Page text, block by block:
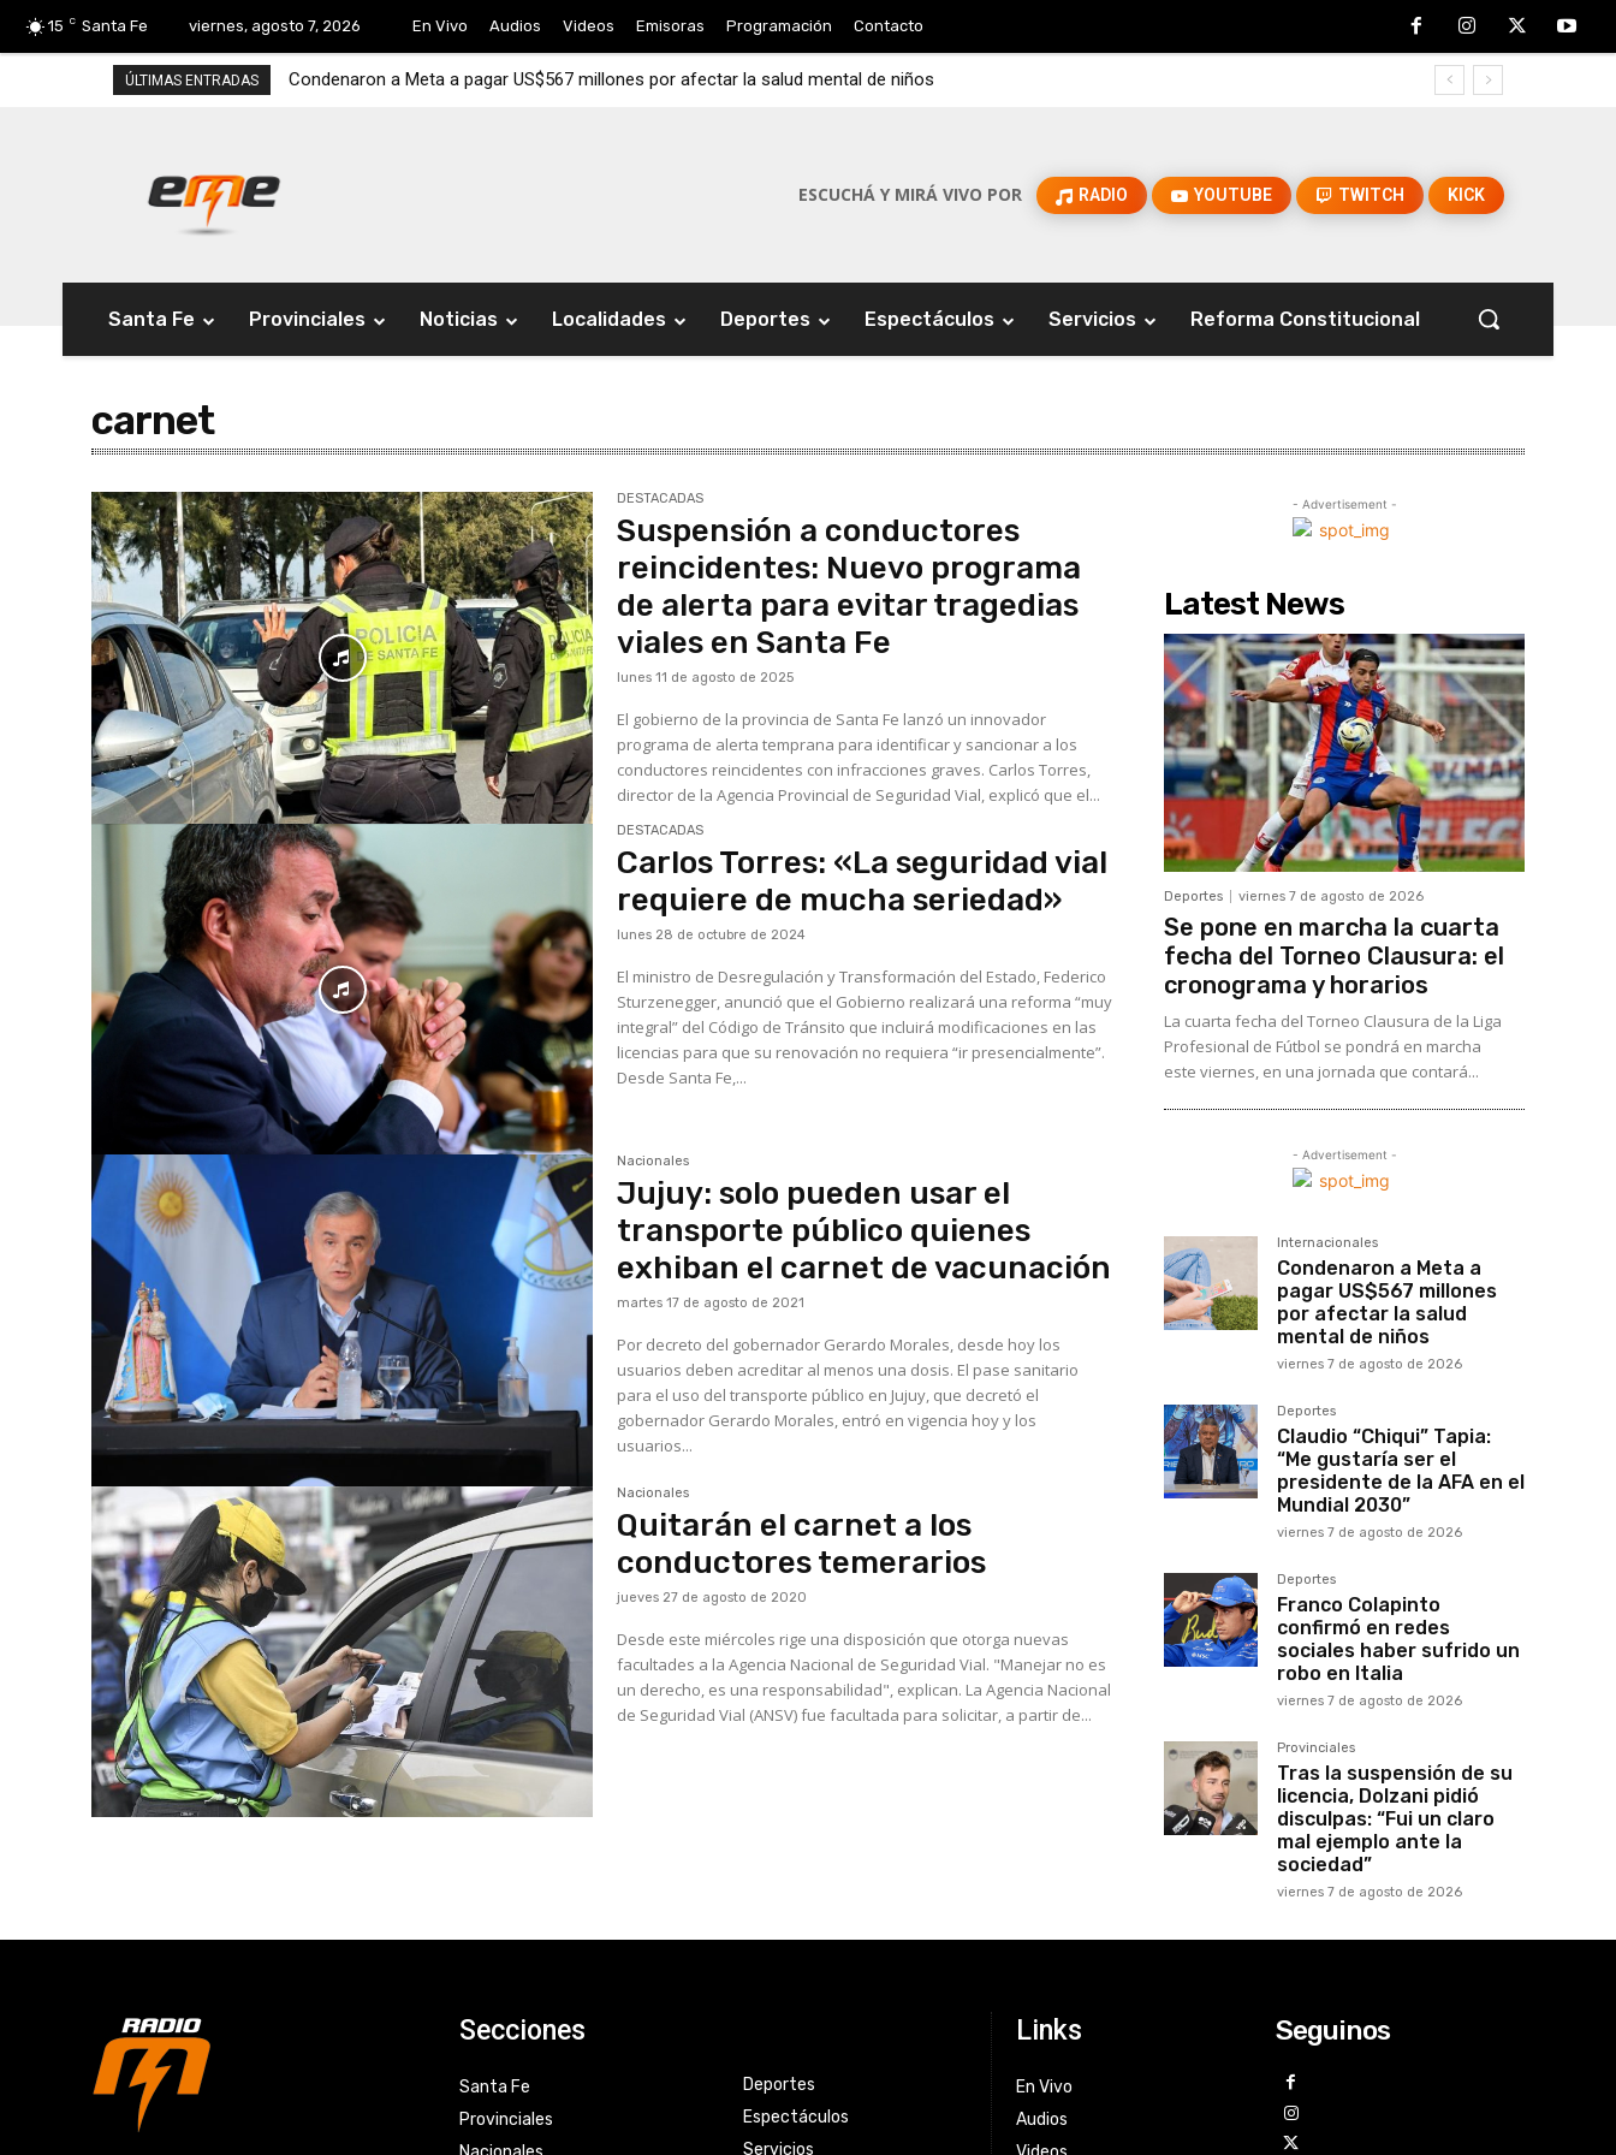
15 C Santa Fe viernes, agosto 7, 2026 En Vivo Audios Videos Emisoras Programación Contacto
ÚLTIMAS ENTRADAS Condenaron a Meta a pagar US$567 millones por afectar la salud mental de niños
ESCUCHÁ Y MIRÁ VIVO POR RADIO YOUTUBE TWITCH KICK
Santa Fe Provinciales Noticias Localidades Deportes Espectáculos Servicios Reforma Constitucional
carnet
DESTACADAS
Suspensión a conductores
reincidentes: Nuevo programa
de alerta para evitar tragedias
viales en Santa Fe
lunes 11 de agosto de 2025
El gobierno de la provincia de Santa Fe lanzó un innovador
programa de alerta temprana para identificar y sancionar a los
conductores reincidentes con infracciones graves. Carlos Torres,
director de la Agencia Provincial de Seguridad Vial, explicó que el...
DESTACADAS
Carlos Torres: «La seguridad vial
requiere de mucha seriedad»
lunes 28 de octubre de 2024
El ministro de Desregulación y Transformación del Estado, Federico
Sturzenegger, anunció que el Gobierno realizará una reforma “muy
integral” del Código de Tránsito que incluirá modificaciones en las
licencias para que su renovación no requiera “ir presencialmente”.
Desde Santa Fe,...
Nacionales
Jujuy: solo pueden usar el
transporte público quienes
exhiban el carnet de vacunación
martes 17 de agosto de 2021
Por decreto del gobernador Gerardo Morales, desde hoy los
usuarios deben acreditar al menos una dosis. El pase sanitario
para el uso del transporte público en Jujuy, que decretó el
gobernador Gerardo Morales, entró en vigencia hoy y los
usuarios...
Nacionales
Quitarán el carnet a los
conductores temerarios
jueves 27 de agosto de 2020
Desde este miércoles rige una disposición que otorga nuevas
facultades a la Agencia Nacional de Seguridad Vial. "Manejar no es
un derecho, es una responsabilidad", explican. La Agencia Nacional
de Seguridad Vial (ANSV) fue facultada para solicitar, a partir de...
- Advertisement -
Latest News
Deportes viernes 7 de agosto de 2026
Se pone en marcha la cuarta
fecha del Torneo Clausura: el
cronograma y horarios
La cuarta fecha del Torneo Clausura de la Liga
Profesional de Fútbol se pondrá en marcha
este viernes, en una jornada que contará...
- Advertisement -
Internacionales
Condenaron a Meta a
pagar US$567 millones
por afectar la salud
mental de niños
viernes 7 de agosto de 2026
Deportes
Claudio “Chiqui” Tapia:
“Me gustaría ser el
presidente de la AFA en el
Mundial 2030”
viernes 7 de agosto de 2026
Deportes
Franco Colapinto
confirmó en redes
sociales haber sufrido un
robo en Italia
viernes 7 de agosto de 2026
Provinciales
Tras la suspensión de su
licencia, Dolzani pidió
disculpas: “Fui un claro
mal ejemplo ante la
sociedad”
viernes 7 de agosto de 2026
Secciones
Santa Fe
Provinciales
Deportes
Espectáculos
Servicios
Links
En Vivo
Audios
Seguinos